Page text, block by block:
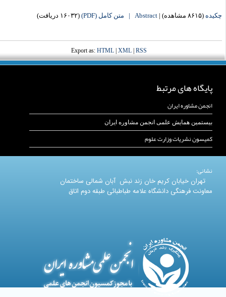
(۸۶۱۵ مشاهده) |
Abstract | متن کامل (PDF) (۱۶۰۳۲ دریافت)
Export as:HTML|XML|RSS
پایگاه های مرتبط
انجمن مشاوره ایران
بیستمین همایش علمی انجمن مشاوره ایران
کمیسون نشریات وزارت علوم
نشانی:
تهران خیابان کریم خان زند نبش آبان شمالی ساختمان
معاونت فرهنگی دانشگاه علامه طباطبائی طبقه دوم اتاق